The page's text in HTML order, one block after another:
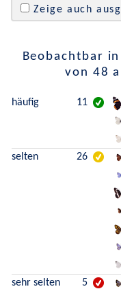
Zeige auch
Beobachtbar
von 48
häufig 11
selten 26
sehr selten 5